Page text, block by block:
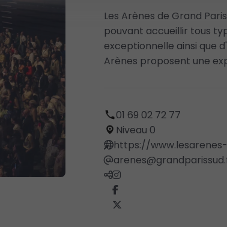
Les Arènes de Grand
pouvant accueillir tous
exceptionnelle ainsi que
Arènes proposent une
01 69 02 72 77
Niveau 0
https://